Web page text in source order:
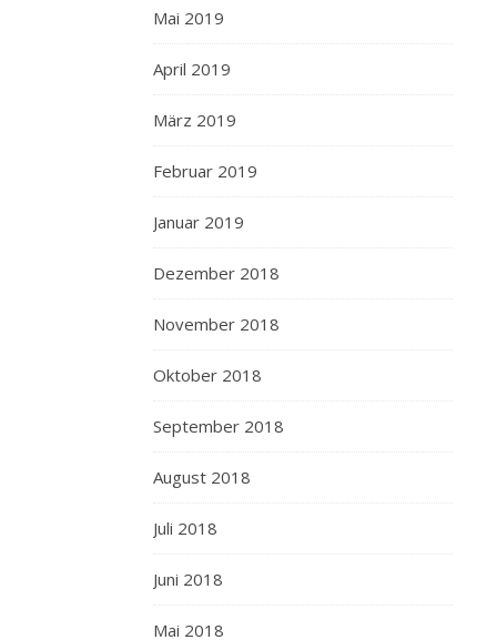
Mai 2019
April 2019
März 2019
Februar 2019
Januar 2019
Dezember 2018
November 2018
Oktober 2018
September 2018
August 2018
Juli 2018
Juni 2018
Mai 2018